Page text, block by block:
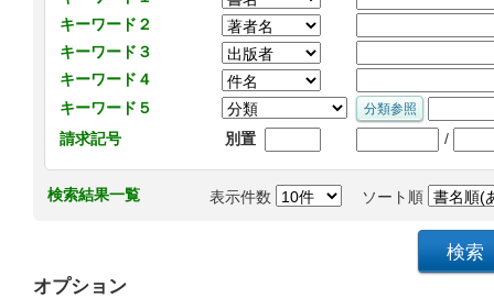
キーワード２
キーワード３
キーワード４
キーワード５
請求記号
別置 /
検索結果一覧 表示件数 ソート順
オプション